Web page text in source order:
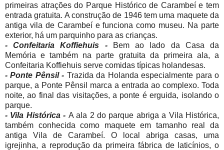
primeiras atrações do Parque Histórico de Carambeí e tem
entrada gratuita. A construção de 1946 tem uma maquete da
antiga vila de Carambeí e funciona como museu. Na parte
exterior, há um parquinho para as crianças.
-Confeitaria Koffiehuis -
Bem ao lado da Casa da
Memória e também na parte gratuita da primeira ala, a
Confeitaria Koffiehuis serve comidas típicas holandesas.
-Ponte Pênsil - Trazida da Holanda especialmente para o
parque, a Ponte Pênsil marca a entrada ao complexo. Toda
noite, ao final das visitações, a ponte é erguida, isolando o
parque.
- Vila Histórica - A ala 2 do parque abriga a Vila Histórica,
também conhecida como maquete em tamanho real da
antiga Vila de Carambeí. O local abriga casas, uma
igrejinha, a reprodução da primeira fábrica de laticínios, o